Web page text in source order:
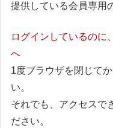
提供している会員専用
ログインしているのに
へ
1度ブラウザを閉じて
い。
それでも、アクセスで
ださい。